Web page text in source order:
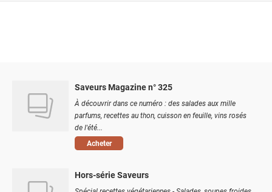
Saveurs Magazine n° 325
À découvrir dans ce numéro : des salades aux mille
parfums, recettes au thon, cuisson en feuille, vins rosés
de l'été...
Acheter
Hors-série Saveurs